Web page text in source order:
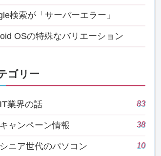
検索が「サーバーエラー」
OSの特殊なバリエーション
ゴリー
IT業界の話 83
キャンペーン情報 38
シニア世代のパソコン 10